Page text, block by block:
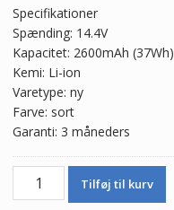
pris
var:
400,00 kr.235,00 kr.
Specifikationer
Spænding: 14.4V
Kapacitet: 2600mAh (37Wh)
Kemi: Li-ion
Varetype: ny
Farve: sort
Garanti: 3 måneders
Ægte
Tilføj til kurv